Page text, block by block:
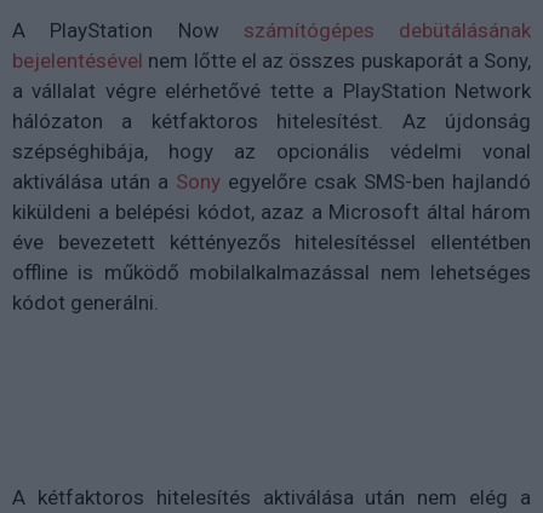
A PlayStation Now számítógépes debütálásának
bejelentésével nem lőtte el az összes puskaporát a Sony,
a vállalat végre elérhetővé tette a PlayStation Network
hálózaton a kétfaktoros hitelesítést. Az újdonság
szépséghibája, hogy az opcionális védelmi vonal
aktiválása után a Sony egyelőre csak SMS-ben hajlandó
kiküldeni a belépési kódot, azaz a Microsoft által három
éve bevezetett kéttényezős hitelesítéssel ellentétben
offline is működő mobilalkalmazással nem lehetséges
kódot generálni.
A kétfaktoros hitelesítés aktiválása után nem elég a